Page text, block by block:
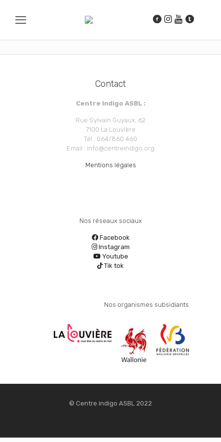
Contact
Centre Indigo ASBL :
Rue Sylvain Guyaux, 62
7100 La Louvière
Tél : 064/860 460
Email : info@centreindigo.org
Mentions légales
Nos réseaux sociaux
Facebook
Instagram
Youtube
Tik tok
Nos organismes subsidiants
© Centre indigo ASBL 2022